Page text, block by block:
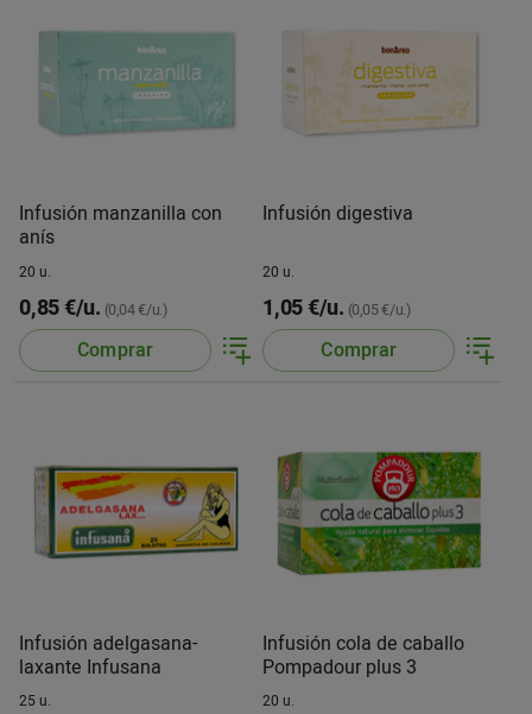
Infusión manzanilla con
anís
20 u.
0,85 €/u. (0,04 €/u.)
Comprar
Infusión digestiva
20 u.
1,05 €/u. (0,05 €/u.)
Comprar
Infusión adelgasana-
laxante Infusana
25 u.
Infusión cola de caballo
Pompadour plus 3
20 u.